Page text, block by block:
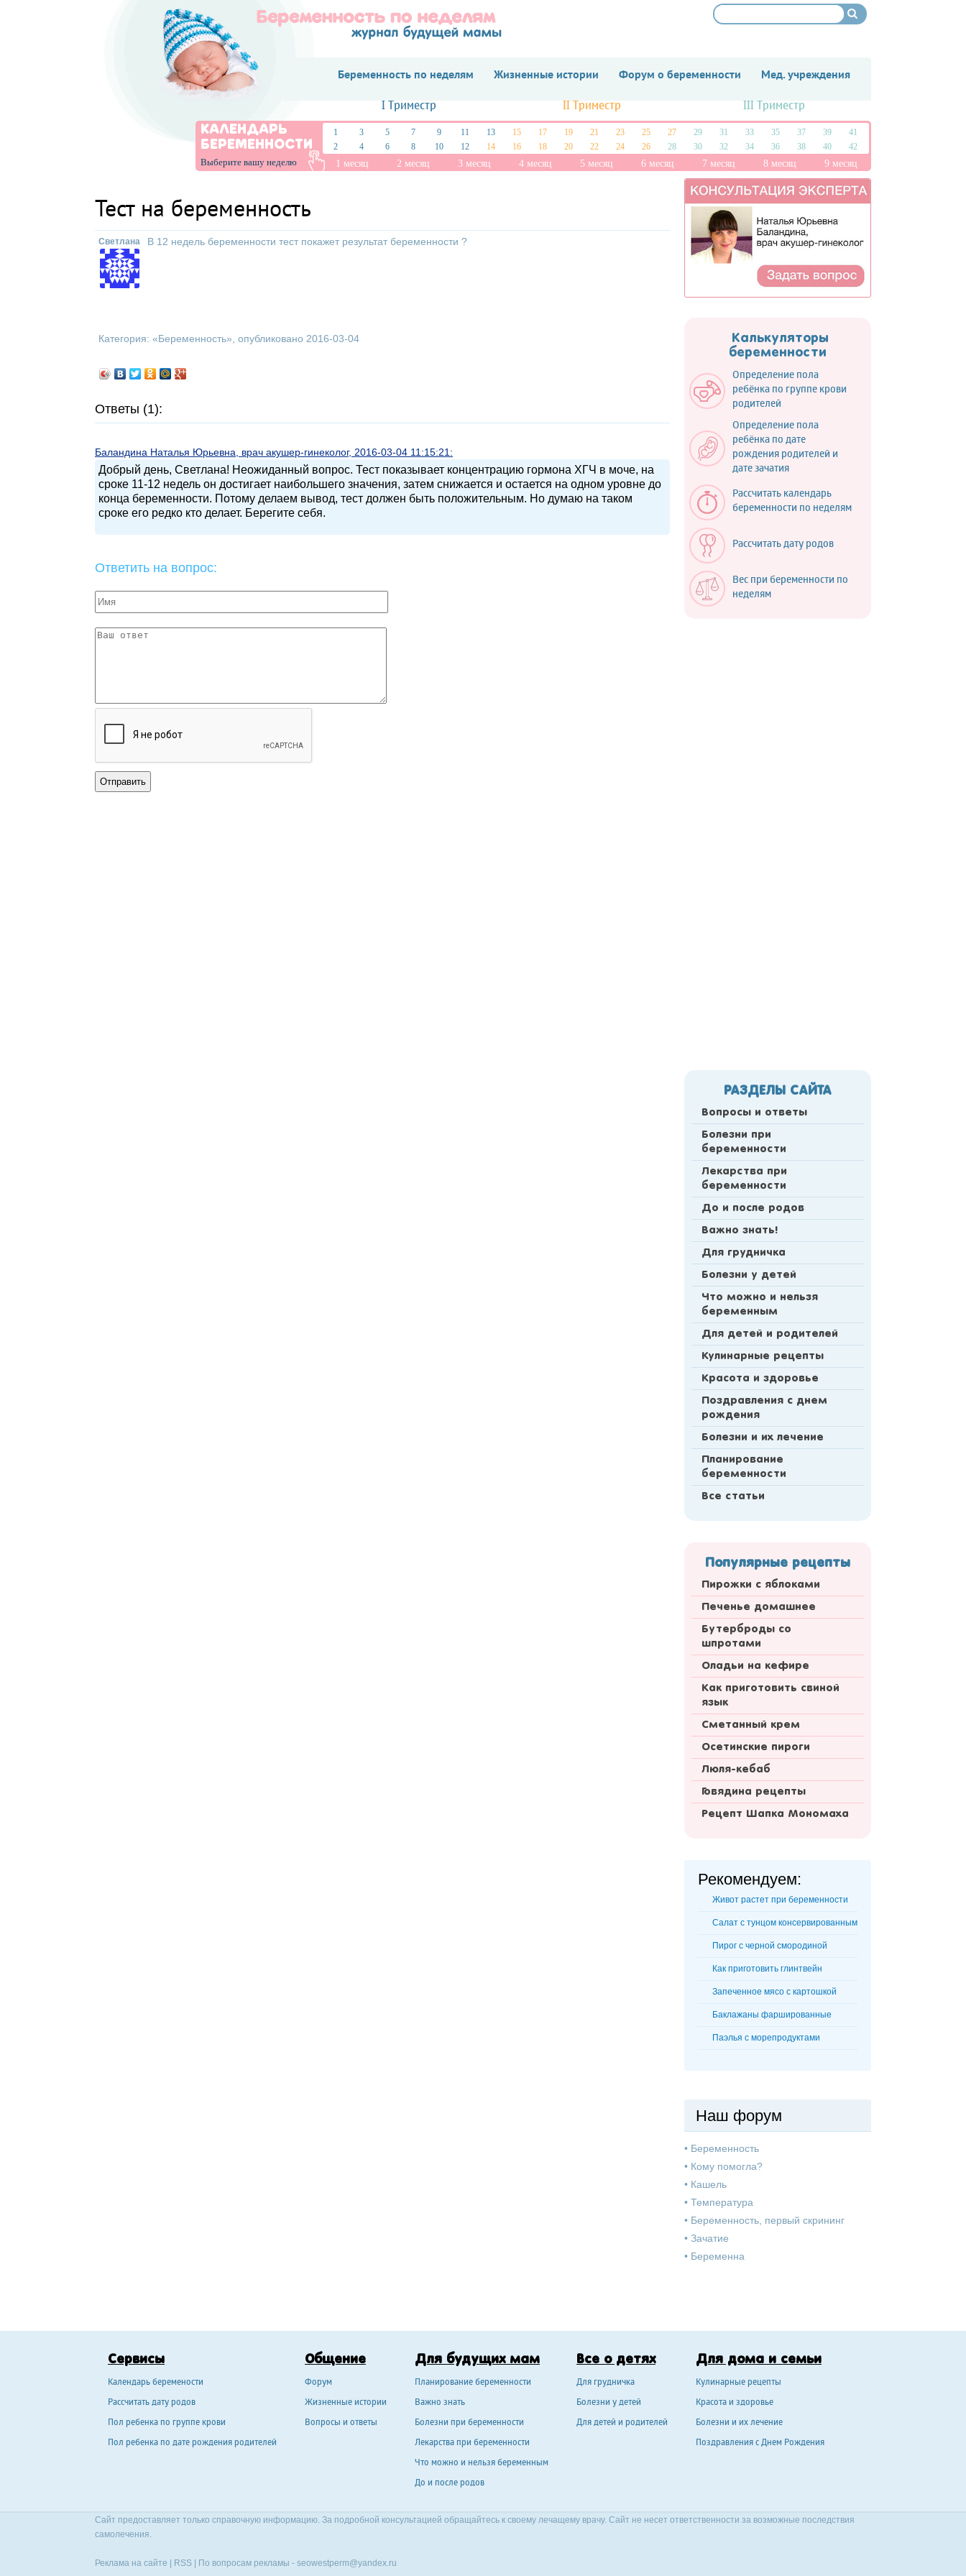
Беременность по неделям Жизненные истории Форум о беременности Мед. учреждения
I Триместр II Триместр III Триместр
КАЛЕНДАРЬ
БЕРЕМЕННОСТИ
Выберите вашу неделю
1 3 5 7 9 11 13 15 17 19 21 23 25 27 29 31 33 35 37 39
41
2
4 6 8 10 12 14 16 18 20 22 24 26 28 30 32 34 36 38 40 42
1 месяц 2 месяц 3 месяц 4 месяц 5 месяц 6 месяц 7 месяц 8 месяц 9 месяц
Тест на беременность
Светлана В 12 недель беременности тест покажет результат беременности ?
Категория: «Беременность», опубликовано 2016-03-04
Ответы (1):
Баландина Наталья Юрьевна, врач акушер-гинеколог, 2016-03-04 11:15:21:
Добрый день, Светлана! Неожиданный вопрос. Тест показывает концентрацию гормона ХГЧ в моче, на
сроке 11-12 недель он достигает наибольшего значения, затем снижается и остается на одном уровне до
конца беременности. Потому делаем вывод, тест должен быть положительным. Но думаю на таком
сроке его редко кто делает. Берегите себя.
Ответить на вопрос:
Калькуляторы
беременности
Определение пола
ребёнка по группе крови
родителей
Определение пола
ребёнка по дате
рождения родителей и
дате зачатия
Рассчитать календарь
беременности по неделям
Рассчитать дату родов
Вес при беременности по
неделям
РАЗДЕЛЫ САЙТА
Вопросы и ответы
Болезни при
беременности
Лекарства при
беременности
До и после родов
Важно знать!
Для грудничка
Болезни у детей
Что можно и нельзя
беременным
Для детей и родителей
Кулинарные рецепты
Красота и здоровье
Поздравления с днем
рождения
Болезни и их лечение
Планирование
беременности
Все статьи
Популярные рецепты
Пирожки с яблоками
Печенье домашнее
Бутерброды со
шпротами
Оладьи на кефире
Как приготовить свиной
язык
Сметанный крем
Осетинские пироги
Люля-кебаб
Говядина рецепты
Рецепт Шапка Мономаха
Рекомендуем:
Живот растет при беременности
Салат с тунцом консервированным
Пирог с черной смородиной
Как приготовить глинтвейн
Запеченное мясо с картошкой
Баклажаны фаршированные
Паэлья с морепродуктами
Наш форум
• Беременность
• Кому помогла?
• Кашель
• Температура
• Беременность, первый скрининг
• Зачатие
• Беременна
Сервисы
Календарь беремености
Рассчитать дату родов
Пол ребенка по группе крови
Пол ребенка по дате рождения родителей
Общение
Форум
Жизненные истории
Вопросы и ответы
Для будущих мам
Планирование беременности
Важно знать
Болезни при беременности
Лекарства при беременности
Что можно и нельзя беременным
До и после родов
Все о детях
Для грудничка
Болезни у детей
Для детей и родителей
Для дома и семьи
Кулинарные рецепты
Красота и здоровье
Болезни и их лечение
Поздравления с Днем Рождения
Сайт предоставляет только справочную информацию. За подробной консультацией обращайтесь к своему лечащему врачу. Сайт не несет ответственности за возможные последствия
самолечения.
Реклама на сайте RSS | По вопросам рекламы - seowestperm@yandex.ru